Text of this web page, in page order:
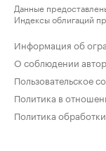
Данные
Индексы облигаций
Информация об
О соблюдении
Пользовательское
Политика в
Политика